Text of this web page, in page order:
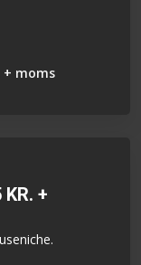
+ moms
+